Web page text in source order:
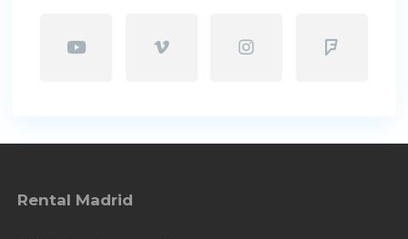
Rental Madrid